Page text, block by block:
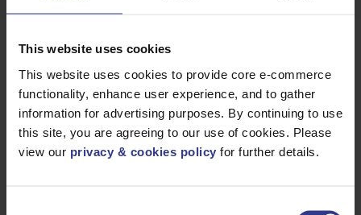
This website uses cookies
This website uses cookies to provide core e-commerce
functionality, enhance user experience, and to gather
information for advertising purposes. By continuing to use
this site, you are agreeing to our use of cookies. Please
view our privacy & cookies policy for further details.
Produkte
Bitte wählen Sie unten ein Produkt aus und klicken Sie auf die
Schaltfläche „Zum Angebot hinzufügen”, um ein Angebot zu